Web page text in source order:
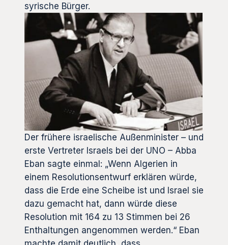
syrische Bürger.
Der frühere israelische Außenminister – und
erste Vertreter Israels bei der UNO – Abba
Eban sagte einmal: „Wenn Algerien in
einem Resolutionsentwurf erklären würde,
dass die Erde eine Scheibe ist und Israel sie
dazu gemacht hat, dann würde diese
Resolution mit 164 zu 13 Stimmen bei 26
Enthaltungen angenommen werden.“ Eban